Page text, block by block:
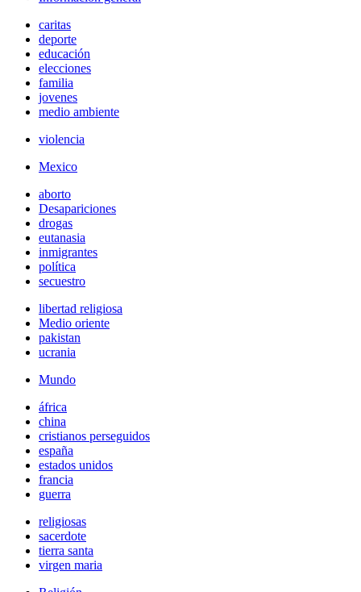
caritas
deporte
educación
elecciones
familia
jovenes
medio ambiente
violencia
Mexico
aborto
Desapariciones
drogas
eutanasia
inmigrantes
política
secuestro
libertad religiosa
Medio oriente
pakistan
ucrania
Mundo
áfrica
china
cristianos perseguidos
españa
estados unidos
francia
guerra
religiosas
sacerdote
tierra santa
virgen maria